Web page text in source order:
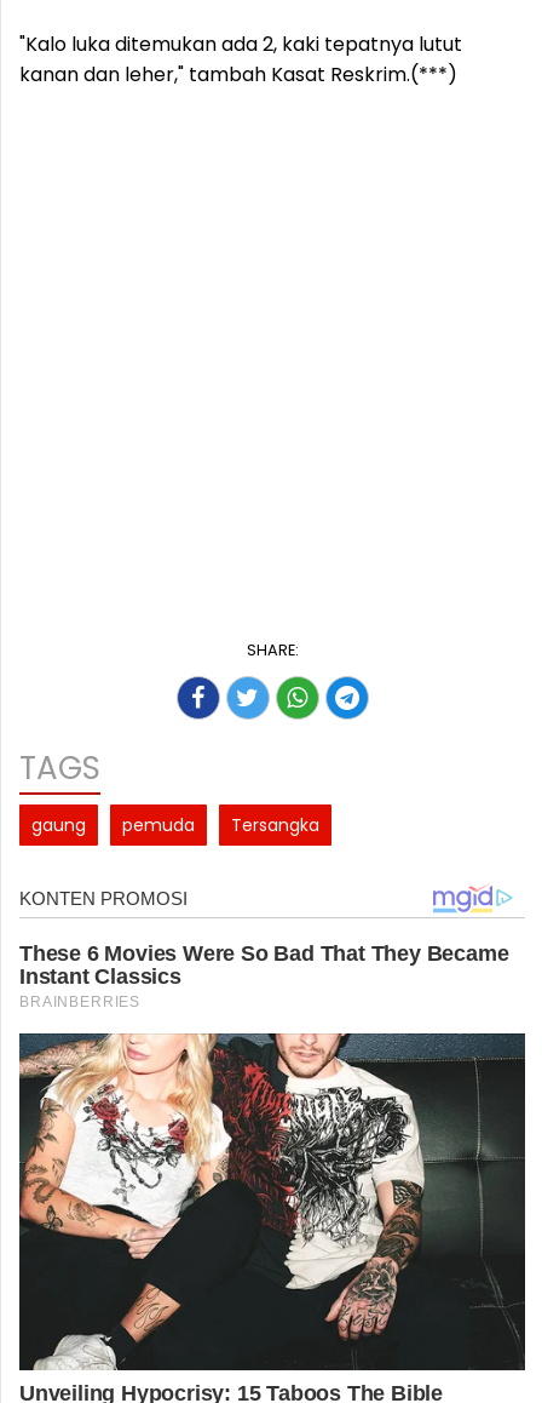
"Kalo luka ditemukan ada 2, kaki tepatnya lutut
kanan dan leher," tambah Kasat Reskrim.(***)
SHARE:
TAGS
gaung pemuda Tersangka